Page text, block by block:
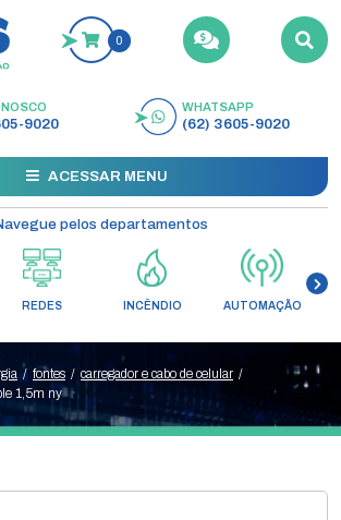
0
BUSCAR
9020
WHATSAPP
(62) 3605-9020
ACESSAR MENU
pelos departamentos
REDES INCÊNDIO AUTOMAÇÃO
/ fontes / carregador e cabo de celular /
1,5m ny